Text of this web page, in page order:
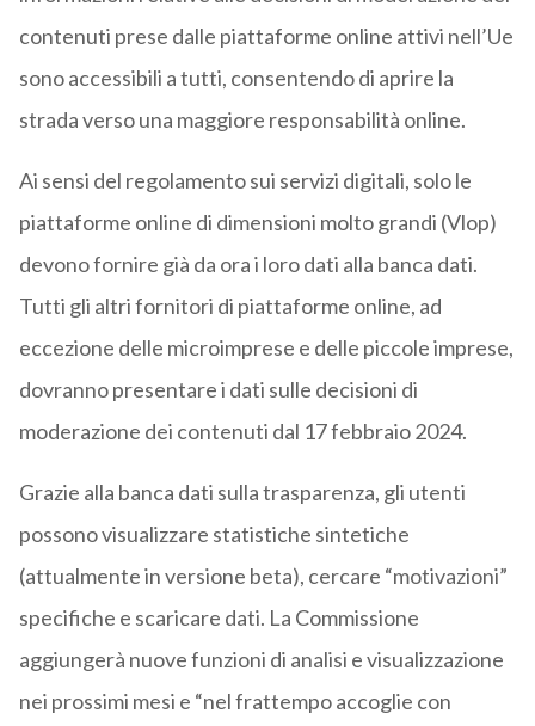
contenuti prese dalle piattaforme online attivi nell’Ue
sono accessibili a tutti, consentendo di aprire la
strada verso una maggiore responsabilità online.
Ai sensi del regolamento sui servizi digitali, solo le
piattaforme online di dimensioni molto grandi (Vlop)
devono fornire già da ora i loro dati alla banca dati.
Tutti gli altri fornitori di piattaforme online, ad
eccezione delle microimprese e delle piccole imprese,
dovranno presentare i dati sulle decisioni di
moderazione dei contenuti dal 17 febbraio 2024.
Grazie alla banca dati sulla trasparenza, gli utenti
possono visualizzare statistiche sintetiche
(attualmente in versione beta), cercare “motivazioni”
specifiche e scaricare dati. La Commissione
aggiungerà nuove funzioni di analisi e visualizzazione
nei prossimi mesi e “nel frattempo accoglie con